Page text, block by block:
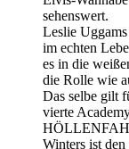
sehenswert.
Leslie
im echten
es in die
die Rolle wie
Das selbe gilt
vierte
Winters ist